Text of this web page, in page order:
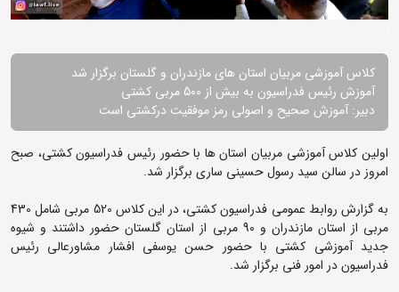
کلاس آموزشی مربیان استان های مازندران و گلستان برگزار شد
آموزش رئیس فدراسیون به بیش از 500 مربی کشتی
دبیر: آموزش صحیح و اصولی رمز موفقیت درکشتی است
اولین کلاس آموزشی مربیان استان ها با حضور رئیس فدراسیون کشتی، صبح
امروز در سالن سید رسول حسینی ساری برگزار شد.
به گزارش روابط عمومی فدراسیون کشتی، در این کلاس 520 مربی شامل 430
مربی از استان مازندران و 90 مربی از استان گلستان حضور داشتند و شیوه
جدید آموزشی کشتی با حضور حسن یوسفی افشار مشاورعالی رئیس
فدراسیون در امور فنی برگزار شد.